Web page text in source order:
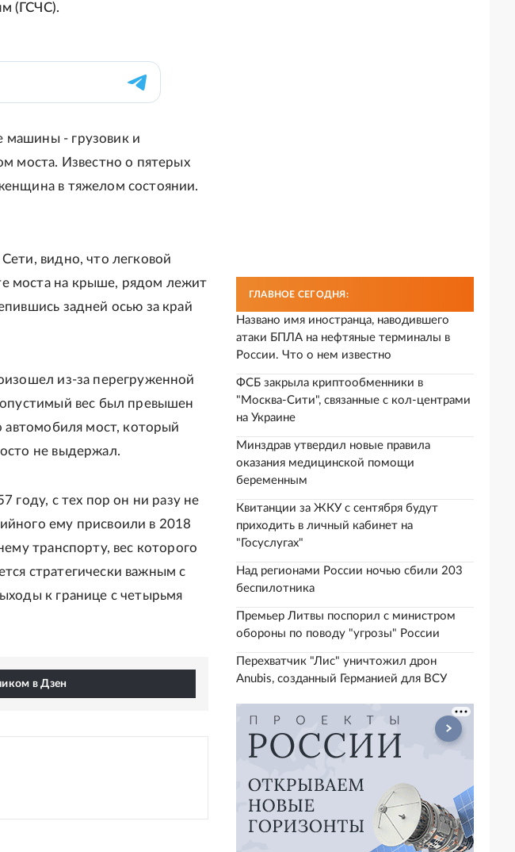
(ГСЧС).
машины - грузовик и
моста. Известно о пятерых
в тяжелом состоянии.
видно, что легковой
моста на крыше, рядом лежит
задней осью за край
из-за перегруженной
вес был превышен
автомобиля мост, который
не выдержал.
году, с тех пор он ни разу не
ему присвоили в 2018
транспорту, вес которого
стратегически важным с
к границе с четырьмя
в Дзен
ГЛАВНОЕ СЕГОДНЯ:
Названо имя иностранца, наводившего
атаки БПЛА на нефтяные терминалы в
России. Что о нем известно
ФСБ закрыла криптообменники в
"Москва-Сити", связанные с кол-центрами
на Украине
Минздрав утвердил новые правила
оказания медицинской помощи
беременным
Квитанции за ЖКУ с сентября будут
приходить в личный кабинет на
"Госуслугах"
Над регионами России ночью сбили 203
беспилотника
Премьер Литвы поспорил с министром
обороны по поводу "угрозы" России
Перехватчик "Лис" уничтожил дрон
Anubis, созданный Германией для ВСУ